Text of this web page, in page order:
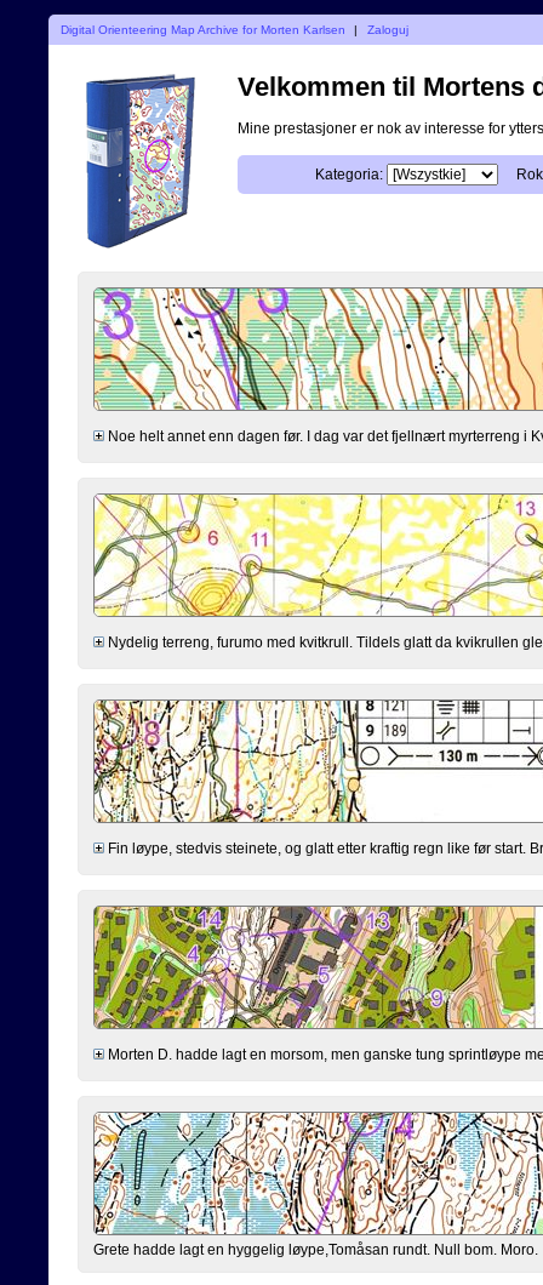
Digital Orienteering Map Archive for Morten Karlsen | Zaloguj
Velkommen til Mortens
Mine prestasjoner er nok av interesse for
Kategoria:
Noe helt annet enn dagen før. I dag var det fjellnært myrterreng i
Nydelig terreng, furumo med kvitkrull. Tildels glatt da kvikrullen
Fin løype, stedvis steinete, og glatt etter kraftig regn like før start.
Morten D. hadde lagt en morsom, men ganske tung sprintløype
Grete hadde lagt en hyggelig løype,Tomåsan rundt. Null bom. Moro.